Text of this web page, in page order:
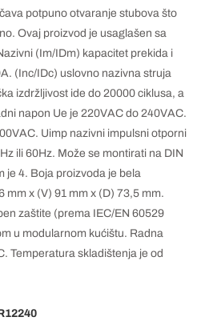
potpuno otvaranje stubova što
Ovaj proizvod je usaglašen sa
(Im/IDm) kapacitet prekida i
(Inc/IDc) uslovno nazivna struja
izdržljivost ide do 20000 ciklusa, a
napon Ue je 220VAC do 240VAC.
Uimp nazivni impulsni otporni
ili 60Hz. Može se montirati na DIN
je 4. Boja proizvoda je bela
mm x (V) 91 mm x (D) 73,5 mm.
zaštite (prema IEC/EN 60529
u modularnom kućištu. Radna
Temperatura skladištenja je od